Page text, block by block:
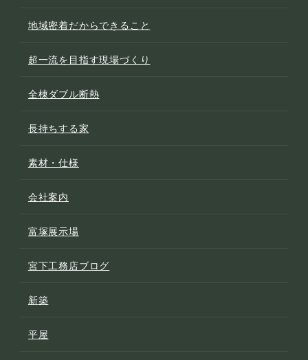
地域密着だからできること
超一流を目指す現場づくり
全棟ダブル断熱
長持ちする家
素材・仕様
会社案内
富塚展示場
宮下工務店ブログ
新築
平屋